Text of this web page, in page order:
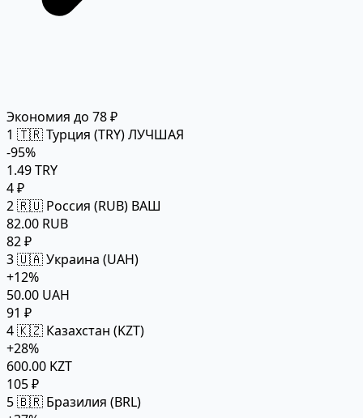
Экономия до 78 ₽
1 🇹🇷 Турция (TRY)ЛУЧШАЯ
-95%
1.49 TRY
4 ₽
2🇷🇺 Россия (RUB) ВАШ
82.00 RUB
82 ₽
3🇺🇦 Украина (UAH)
+12%
50.00 UAH
91 ₽
4🇰🇿 Казахстан (KZT)
+28%
600.00 KZT
105 ₽
5🇧🇷 Бразилия (BRL)